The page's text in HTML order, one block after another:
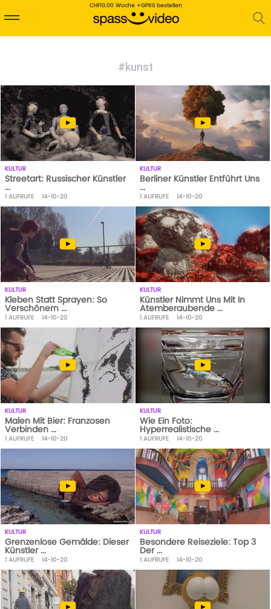
CHF10.00 Woche +GPRS bestellen
#kunst
KULTUR
Streetart: Russischer Künstler
...
1AUFRUFE 14-10-20
KULTUR
Berliner Künstler Entführt Uns
...
1 AUFRUFE 14-10-20
KULTUR
Kleben Statt Sprayen: So
Verschönern ...
1AUFRUFE 14-10-20
KULTUR
Künstler Nimmt Uns Mit In
Atemberaubende ...
1 AUFRUFE 14-10-20
KULTUR
Malen Mit Bier: Franzosen
Verbinden ...
1AUFRUFE 14-10-20
KULTUR
Wie Ein Foto:
Hyperrealistische ...
1 AUFRUFE 14-10-20
KULTUR
Grenzenlose Gemälde: Dieser
Künstler ...
1AUFRUFE 14-10-20
KULTUR
Besondere Reiseziele: Top 3
Der ...
1 AUFRUFE 14-10-20